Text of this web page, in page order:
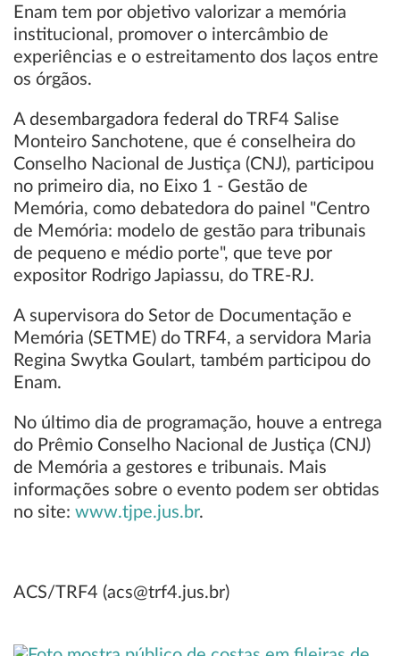
Enam tem por objetivo valorizar a memória
institucional, promover o intercâmbio de
experiências e o estreitamento dos laços entre
os órgãos.
A desembargadora federal do TRF4 Salise
Monteiro Sanchotene, que é conselheira do
Conselho Nacional de Justiça (CNJ), participou
no primeiro dia, no Eixo 1 - Gestão de
Memória, como debatedora do painel "Centro
de Memória: modelo de gestão para tribunais
de pequeno e médio porte", que teve por
expositor Rodrigo Japiassu, do TRE-RJ.
A supervisora do Setor de Documentação e
Memória (SETME) do TRF4, a servidora Maria
Regina Swytka Goulart, também participou do
Enam.
No último dia de programação, houve a entrega
do Prêmio Conselho Nacional de Justiça (CNJ)
de Memória a gestores e tribunais. Mais
informações sobre o evento podem ser obtidas
no site: www.tjpe.jus.br.
ACS/TRF4 (acs@trf4.jus.br)